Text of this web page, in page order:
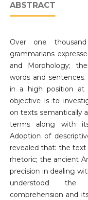
ABSTRACT
Over one
grammarians
and Morphology;
words and
in a high position at
objective is to
on texts semantically
terms along with
Adoption of
revealed that: the
rhetoric; the ancient
precision in dealing
understood the
comprehension and